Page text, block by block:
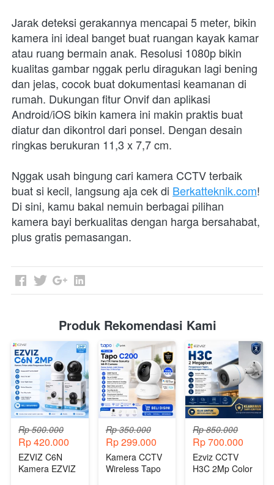
Jarak deteksi gerakannya mencapai 5 meter, bikin
kamera ini ideal banget buat ruangan kayak kamar
atau ruang bermain anak. Resolusi 1080p bikin
kualitas gambar nggak perlu diragukan lagi bening
dan jelas, cocok buat dokumentasi keamanan di
rumah. Dukungan fitur Onvif dan aplikasi
Android/iOS bikin kamera ini makin praktis buat
diatur dan dikontrol dari ponsel. Dengan desain
ringkas berukuran 11,3 x 7,7 cm.
Nggak usah bingung cari kamera CCTV terbaik
buat si kecil, langsung aja cek di Berkatteknik.com!
Di sini, kamu bakal nemuin berbagai pilihan
kamera bayi berkualitas dengan harga bersahabat,
plus gratis pemasangan.
Produk Rekomendasi Kami
Rp 500.000
Rp 420.000
EZVIZ C6N
Kamera EZVIZ
Rp 350.000
Rp 299.000
Kamera CCTV
Wireless Tapo
Rp 850.000
Rp 700.000
Ezviz CCTV
H3C 2Mp Color